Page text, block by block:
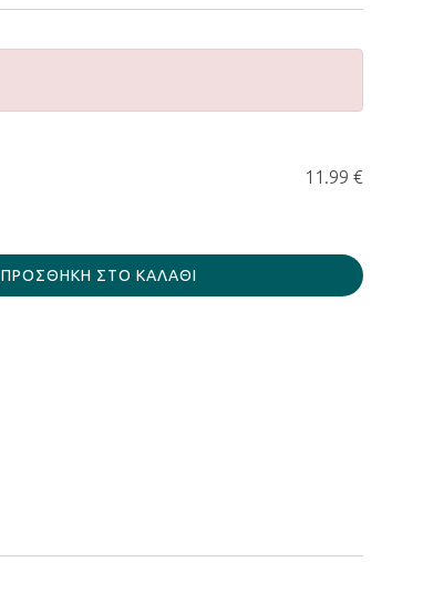
11.99 €
ΠΡΟΣΘΉΚΗ ΣΤΟ ΚΑΛΆΘΙ